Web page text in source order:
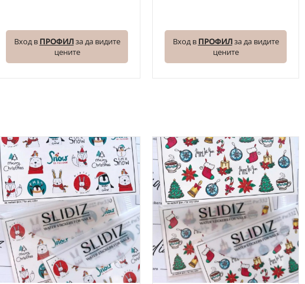
Вход в ПРОФИЛза да видите
цените
Вход в ПРОФИЛза да видите
цените